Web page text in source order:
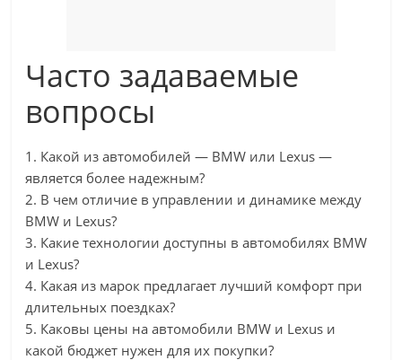
Часто задаваемые
вопросы
1. Какой из автомобилей — BMW или Lexus —
является более надежным?
2. В чем отличие в управлении и динамике между
BMW и Lexus?
3. Какие технологии доступны в автомобилях BMW
и Lexus?
4. Какая из марок предлагает лучший комфорт при
длительных поездках?
5. Каковы цены на автомобили BMW и Lexus и
какой бюджет нужен для их покупки?